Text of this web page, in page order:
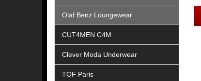
Olaf Benz Loungewear
CUT4MEN C4M
Clever Moda Underwear
TOF Paris